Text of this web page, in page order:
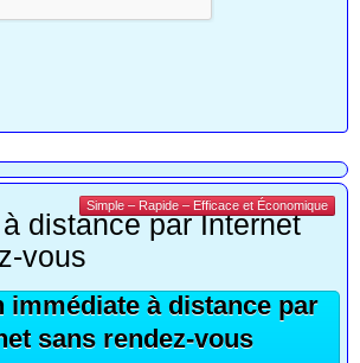
Simple – Rapide – Efficace et Économique
distance par Internet
vous
immédiate à distance par
sans rendez-vous